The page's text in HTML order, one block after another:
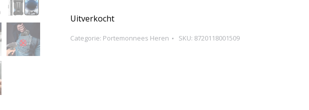
Uitverkocht
Categorie: Portemonnees Heren SKU: 8720118001509